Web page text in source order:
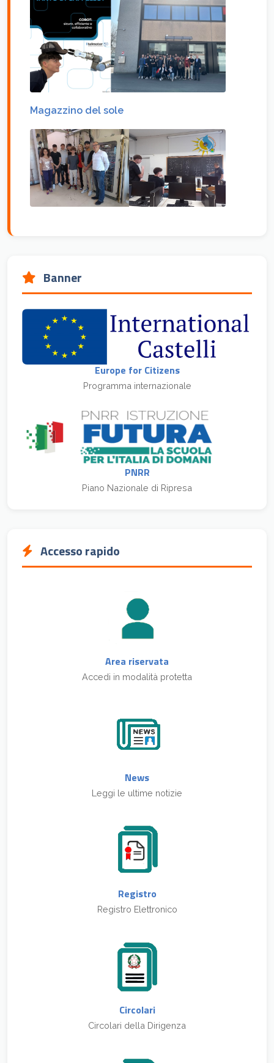
Magazzino del sole
Banner
Europe for Citizens
Programma internazionale
PNRR
Piano Nazionale di Ripresa
Accesso rapido
Area riservata
Accedi in modalità protetta
News
Leggi le ultime notizie
Registro
Registro Elettronico
Circolari
Circolari della Dirigenza